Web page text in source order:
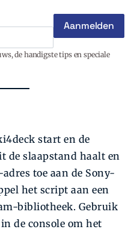
de handigste tips en speciale
start en de
de slaapstand haalt en
toe aan de Sony-
het script aan een
bibliotheek. Gebruik
de console om het